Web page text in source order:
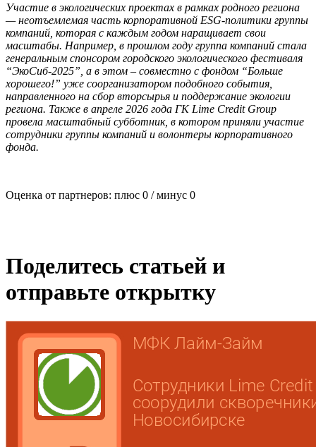
Участие в экологических проектах в рамках родного региона
— неотъемлемая часть корпоративной ESG-политики группы
компаний, которая с каждым годом наращивает свои
масштабы. Например, в прошлом году группа компаний стала
генеральным спонсором городского экологического фестиваля
“ЭкоСиб-2025”, а в этом – совместно с фондом “Больше
хорошего!” уже соорганизатором подобного события,
направленного на сбор вторсырья и поддержание экологии
региона. Также в апреле 2026 года ГК Lime Credit Group
провела масштабный субботник, в котором приняли участие
сотрудники группы компаний и волонтеры корпоративного
фонда.
Оценка от партнеров: плюс 0 / минус 0
Поделитесь статьей и
отправьте открытку